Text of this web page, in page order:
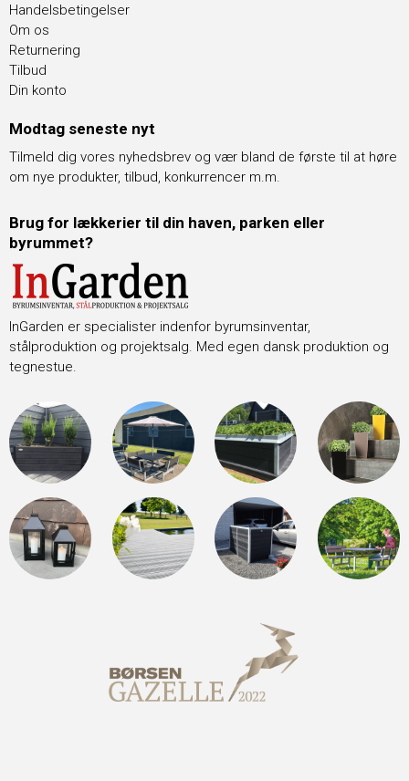
Handelsbetingelser
Om os
Returnering
Tilbud
Din konto
Modtag seneste nyt
Tilmeld dig vores nyhedsbrev og vær bland de første til at høre
om nye produkter, tilbud, konkurrencer m.m.
Brug for lækkerier til din haven, parken eller
byrummet?
InGarden er specialister indenfor byrumsinventar,
stålproduktion og projektsalg. Med egen dansk produktion og
tegnestue.